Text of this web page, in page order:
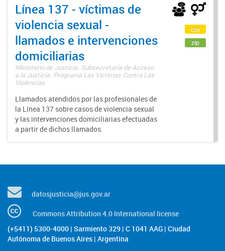
Línea 137 - víctimas de
violencia sexual -
llamados e intervenciones
domiciliarias
Ministerio de Justicia. Subsecretaría de Acceso
a la Justicia. Programa Las Víctimas Contra Las
Violencias
Llamados atendidos por las profesionales de
la Línea 137 sobre casos de violencia sexual
y las intervenciones domiciliarias efectuadas
a partir de dichos llamados.
csv
zip
datosjusticia@jus.gov.ar
Commons Attribution 4.0 International license
(+5411) 5300-4000 | Sarmiento 329 | C 1041 AAG | Ciudad
Autónoma de Buenos Aires | Argentina